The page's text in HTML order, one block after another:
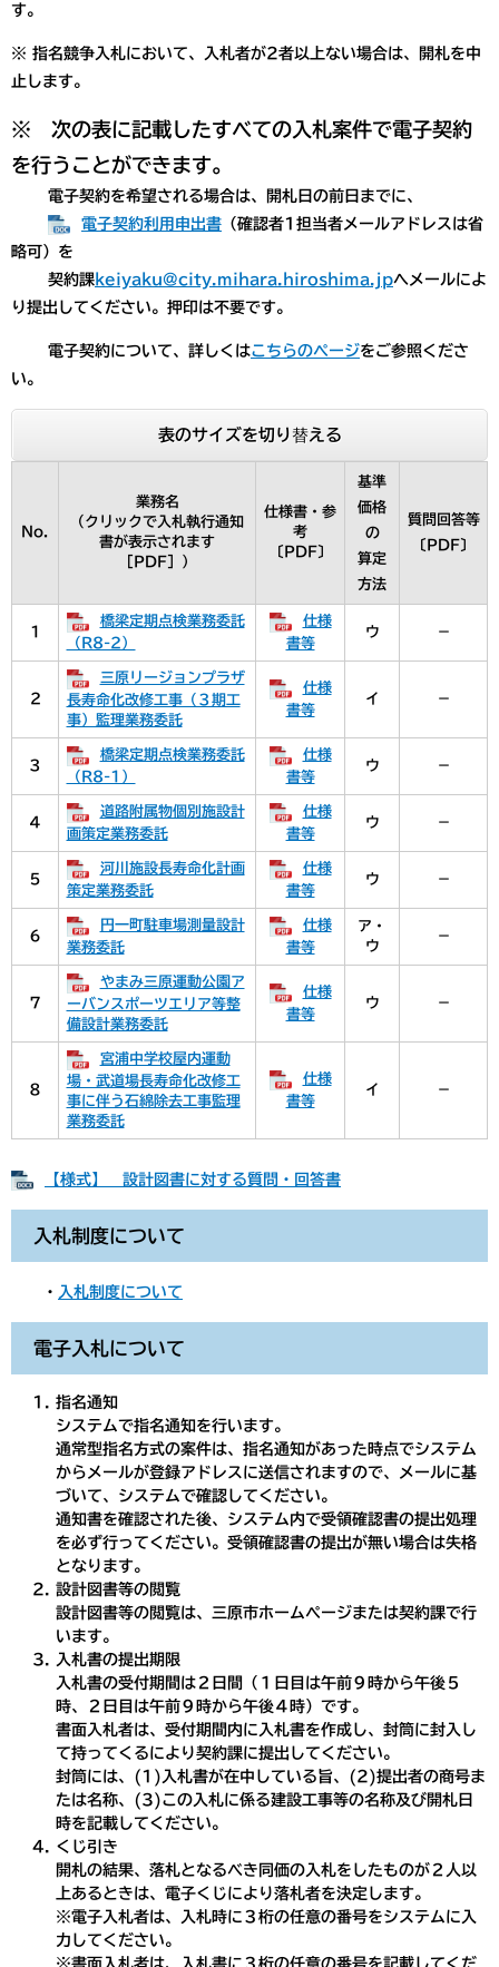
す。
※ 指名競争入札において、入札者が2者以上ない場合は、開札を中
止します。
※ 次の表に記載したすべての入札案件で電子契約
を行うことができます。
電子契約を希望される場合は、開札日の前日までに、
電子契約利用申出書 （確認者1担当者メールアドレスは省
略可）を
契約課 keiyaku@city.mihara.hiroshima.jpへメールによ
り提出してください。押印は不要です。
電子契約について、詳しくはこちらのページをご参照くださ
い。
表のサイズを切り替える
No.
業務名
（クリックで入札執行通知
書が表示されます
［PDF］）
仕様書・参
考
〔PDF〕
基準
価格
の
算定
方法
質問回答等
〔PDF〕
1
橋梁定期点検業務委託
（R8-2）
仕様
書等
ウ －
2
三原リージョンプラザ
長寿命化改修工事（３期工
事）監理業務委託
仕様
書等
イ －
３
橋梁定期点検業務委託
（R8-1）
仕様
書等
ウ －
４
道路附属物個別施設計
画策定業務委託
仕様
書等
ウ －
５
河川施設長寿命化計画
策定業務委託
仕様
書等
ウ －
６
円一町駐車場測量設計
業務委託
仕様
書等
ア・
ウ
－
７
やまみ三原運動公園ア
ーバンスポーツエリア等整
備設計業務委託
仕様
書等
ウ －
８
宮浦中学校屋内運動
場・武道場長寿命化改修工
事に伴う石綿除去工事監理
業務委託
仕様
書等
イ －
【様式】 設計図書に対する質問・回答書
入札制度について
・ 入札制度について
電子入札について
指名通知
システムで指名通知を行います。
通常型指名方式の案件は、指名通知があった時点でシステム
からメールが登録アドレスに送信されますので、メールに基
づいて、システムで確認してください。
通知書を確認された後、システム内で受領確認書の提出処理
を必ず行ってください。受領確認書の提出が無い場合は失格
となります。
設計図書等の閲覧
設計図書等の閲覧は、三原市ホームページまたは契約課で行
います。
入札書の提出期限
入札書の受付期間は２日間（１日目は午前９時から午後５
時、２日目は午前９時から午後４時）です。
書面入札者は、受付期間内に入札書を作成し、封筒に封入し
て持ってくるにより契約課に提出してください。
封筒には、(1)入札書が在中している旨、(2)提出者の商号ま
たは名称、(3)この入札に係る建設工事等の名称及び開札日
時を記載してください。
くじ引き
開札の結果、落札となるべき同価の入札をしたものが２人以
上あるときは、電子くじにより落札者を決定します。
※電子入札者は、入札時に３桁の任意の番号をシステムに入
力してください。
※書面入札者は、入札書に３桁の任意の番号を記載してくだ